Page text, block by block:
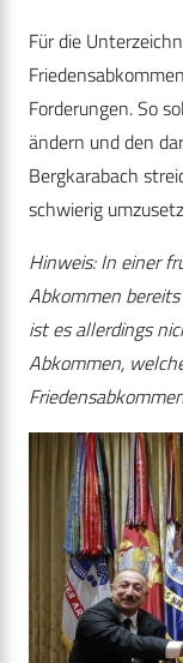
Für die
Forderungen. So
ändern und den
Bergkarabach
schwierig
Hinweis: In einer
Abkommen
ist es allerdings
Abkommen,